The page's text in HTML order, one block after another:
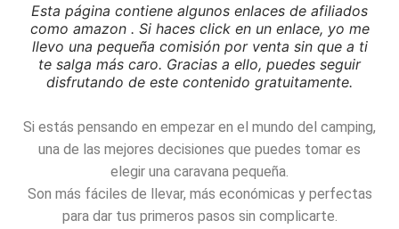
Esta página contiene algunos enlaces de afiliados
como amazon . Si haces click en un enlace, yo me
llevo una pequeña comisión por venta sin que a ti
te salga más caro. Gracias a ello, puedes seguir
disfrutando de este contenido gratuitamente.
Si estás pensando en empezar en el mundo del camping,
una de las mejores decisiones que puedes tomar es
elegir una caravana pequeña.
Son más fáciles de llevar, más económicas y perfectas
para dar tus primeros pasos sin complicarte.